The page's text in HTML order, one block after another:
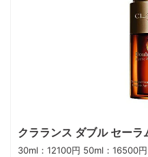
クラランス ダブル セー
30ml：12100円 50ml：16500円